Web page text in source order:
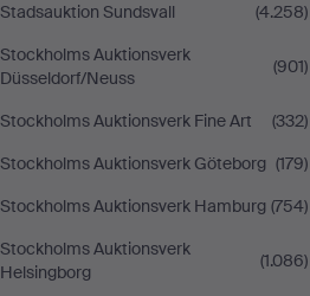
Stadsauktion Sundsvall
(4.258)
Stockholms Auktionsverk
Düsseldorf/Neuss
(901)
Stockholms Auktionsverk Fine Art
(332)
Stockholms Auktionsverk Göteborg (179)
Stockholms Auktionsverk Hamburg (754)
Stockholms Auktionsverk
Helsingborg
(1.086)